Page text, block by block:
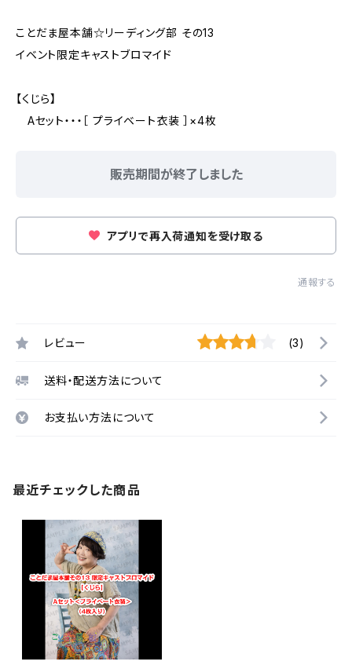
ことだま屋本舗☆リーディング部 その13
イベント限定キャストブロマイド
【くじら】
Aセット・・・［ プライベート衣装 ］×4枚
販売期間が終了しました
アプリで再入荷通知を受け取る
通報する
レビュー (3)
送料・配送方法について
お支払い方法について
最近チェックした商品